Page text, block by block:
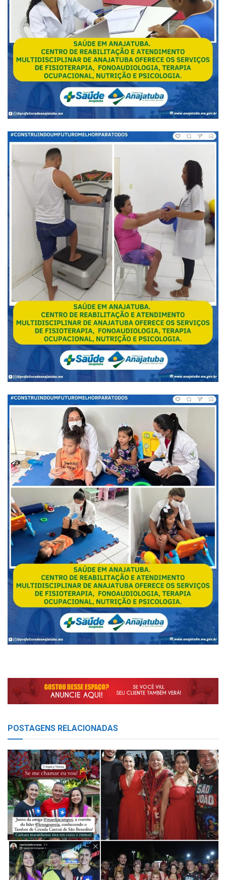
POSTAGENS RELACIONADAS